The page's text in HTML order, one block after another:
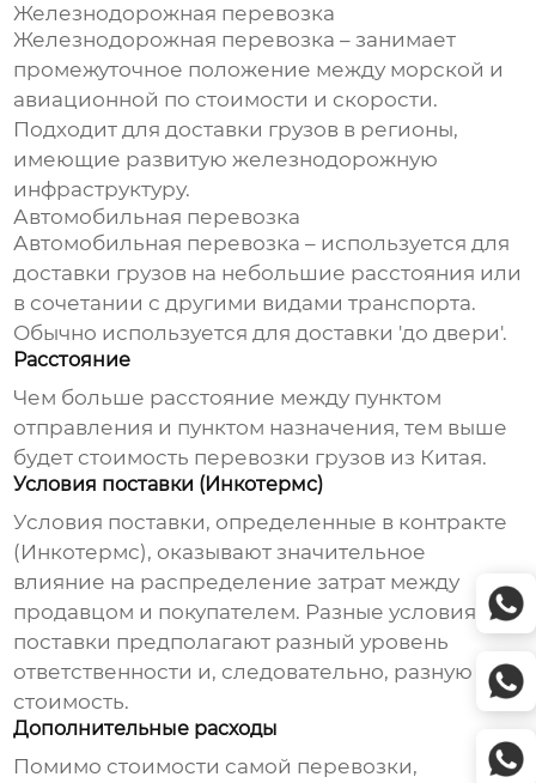
Железнодорожная перевозка
Железнодорожная перевозка – занимает
промежуточное положение между морской и
авиационной по стоимости и скорости.
Подходит для доставки грузов в регионы,
имеющие развитую железнодорожную
инфраструктуру.
Автомобильная перевозка
Автомобильная перевозка – используется для
доставки грузов на небольшие расстояния или
в сочетании с другими видами транспорта.
Обычно используется для доставки 'до двери'.
Расстояние
Чем больше расстояние между пунктом
отправления и пунктом назначения, тем выше
будет стоимость перевозки грузов из Китая.
Условия поставки (Инкотермс)
Условия поставки, определенные в контракте
(Инкотермс), оказывают значительное
влияние на распределение затрат между
продавцом и покупателем. Разные условия
поставки предполагают разный уровень
ответственности и, следовательно, разную
стоимость.
Дополнительные расходы
Помимо стоимости самой перевозки,